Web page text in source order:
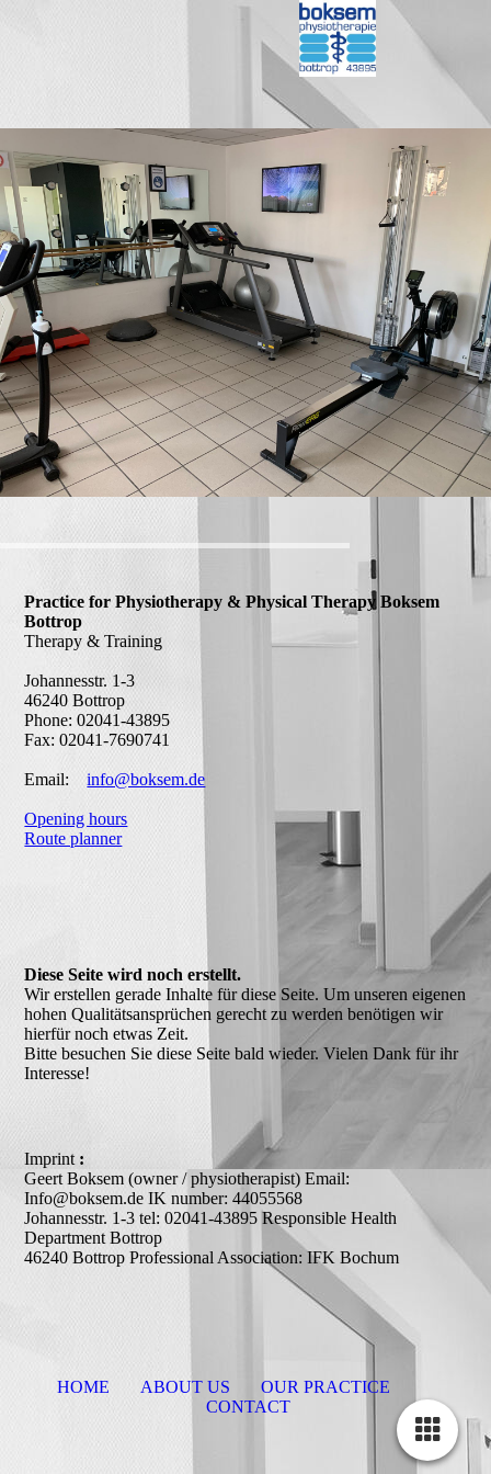
Practice for Physiotherapy & Physical Therapy Boksem
Bottrop
Therapy & Training
Johannesstr. 1-3
46240 Bottrop
Phone: 02041-43895
Fax: 02041-7690741
Email:info@boksem.de
Opening hours
Route planner
Diese Seite wird noch erstellt.
Wir erstellen gerade Inhalte für diese Seite. Um unseren eigenen
hohen Qualitätsansprüchen gerecht zu werden benötigen wir
hierfür noch etwas Zeit.
Bitte besuchen Sie diese Seite bald wieder. Vielen Dank für ihr
Interesse!
Imprint :
Geert Boksem (owner / physiotherapist) Email:
Info@boksem.de IK number: 44055568
Johannesstr. 1-3 tel: 02041-43895 Responsible Health
Department Bottrop
46240 Bottrop Professional Association: IFK Bochum
HOME ABOUT US
OUR PRACTICE
CONTACT